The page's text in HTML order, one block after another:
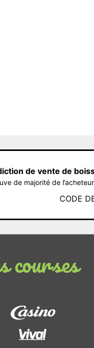
de vente de
de majorité de
CODE
courses